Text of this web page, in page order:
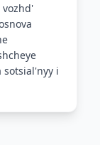
vozhd'
sotsial'nyy i